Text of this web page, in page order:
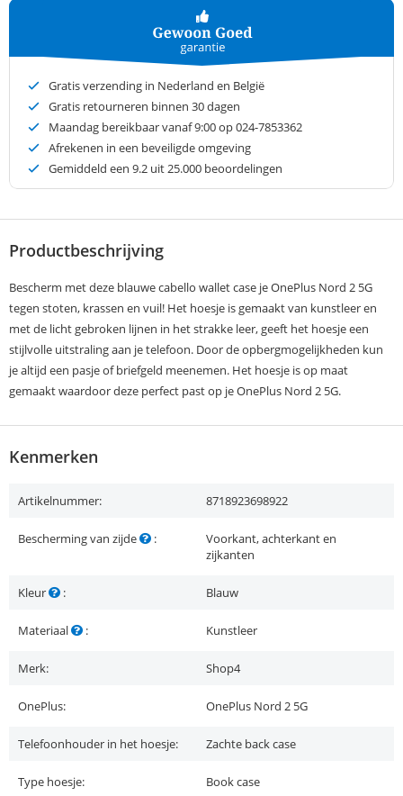
Gratis verzending in Nederland en België
Gratis retourneren binnen 30 dagen
Maandag bereikbaar vanaf 9:00 op 024-7853362
Afrekenen in een beveiligde omgeving
Gemiddeld een 9.2 uit 25.000 beoordelingen
Productbeschrijving
Bescherm met deze blauwe cabello wallet case je OnePlus Nord 2 5G
tegen stoten, krassen en vuil! Het hoesje is gemaakt van kunstleer en
met de licht gebroken lijnen in het strakke leer, geeft het hoesje een
stijlvolle uitstraling aan je telefoon. Door de opbergmogelijkheden kun
je altijd een pasje of briefgeld meenemen. Het hoesje is op maat
gemaakt waardoor deze perfect past op je OnePlus Nord 2 5G.
Kenmerken
Artikelnummer: 8718923698922
Bescherming van zijde :
Voorkant, achterkant en
zijkanten
Kleur : Blauw
Materiaal : Kunstleer
Merk: Shop4
OnePlus: OnePlus Nord 2 5G
Telefoonhouder in het hoesje: Zachte back case
Type hoesje: Book case